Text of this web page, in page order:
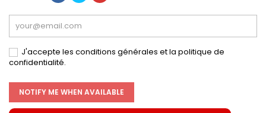
J'accepte les conditions générales et la politique de
confidentialité.
NOTIFY ME WHEN AVAILABLE